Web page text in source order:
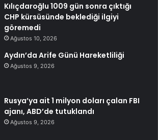
Kılıçdaroğlu 1009 gün sonra çıktığı
CHP kürsüsünde beklediği ilgiyi
göremedi
Ağustos 10, 2026
Aydın’da Arife Günü Hareketliliği
Ağustos 9, 2026
Rusya’ya ait 1 milyon doları çalan FBI
ajanı, ABD’de tutuklandı
Ağustos 9, 2026